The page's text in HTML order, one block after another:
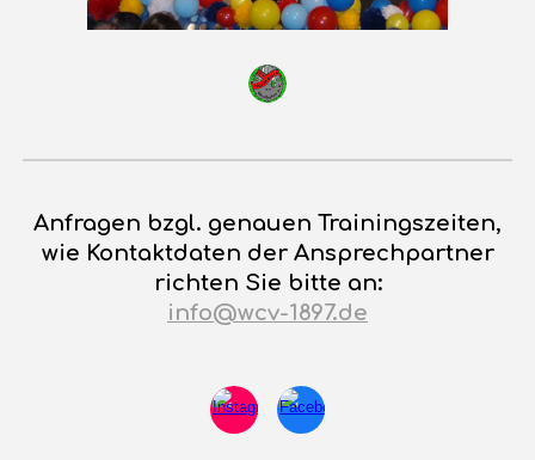
Anfragen bzgl. genauen Trainingszeiten,
wie Kontaktdaten der Ansprechpartner
richten Sie bitte an:
info@wcv-1897.de